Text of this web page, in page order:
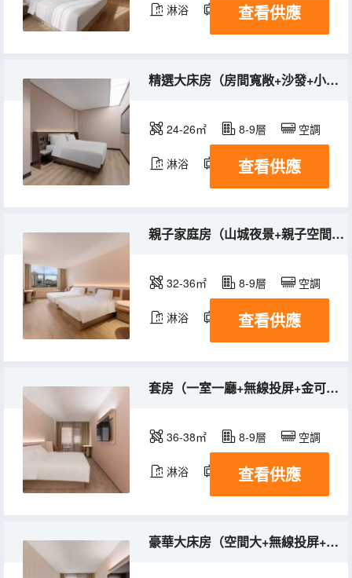
淋浴 電視機
查看供應
精選大床房（房間寬敞+沙發+小圓桌）
24-26㎡ 8-9層 空調
淋浴 電視機
查看供應
親子家庭房（山城夜景+親子空間+獨立空調）
32-36㎡ 8-9層 空調
淋浴 電視機
查看供應
套房（一室一廳+無線投屏+金可兒床墊）
36-38㎡ 8-9層 空調
淋浴 電視機
查看供應
豪華大床房（空間大+無線投屏+金可兒床墊）